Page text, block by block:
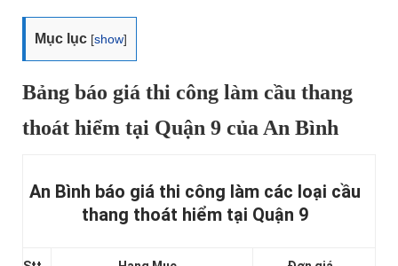
Mục lục [show]
Bảng báo giá thi công làm cầu thang
thoát hiểm tại Quận 9 của An Bình
An Bình báo giá thi công làm các loại cầu
thang thoát hiểm tại Quận 9